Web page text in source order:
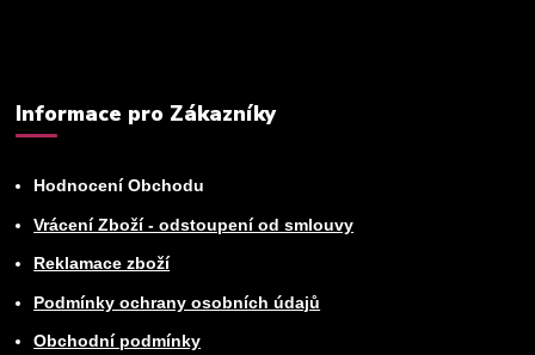
Informace pro Zákazníky
Hodnocení Obchodu
Vrácení Zboží - odstoupení od smlouvy
Reklamace zboží
Podmínky ochrany osobních údajů
Obchodní podmínky